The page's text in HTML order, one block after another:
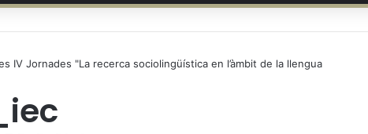
IV Jornades "La recerca sociolingüística en l’àmbit de la llengua